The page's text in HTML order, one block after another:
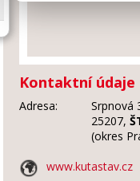
Kontaktní údaje
Adresa:
Srpnová
25207,
(okres
www.kutastav.cz